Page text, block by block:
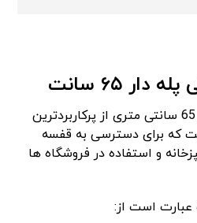
۶۵ سانت
چهارپایه پلاستیکی پله دار 65 سانتی متری از پرکاربردترین
که برای دسترسی به قفسه
و استفاده در فروشگاه ها
است از: